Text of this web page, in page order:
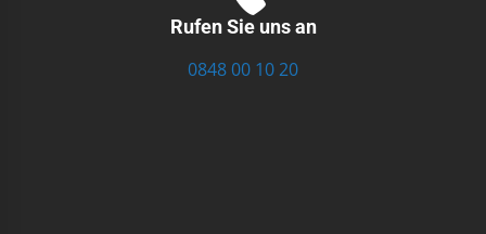
Rufen Sie uns an
0848 00 10 20